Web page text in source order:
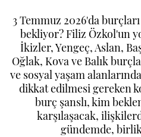
3 Temmuz 2026'da
bekliyor? Filiz Özkol'un
İkizler, Yengeç, Aslan,
Oğlak, Kova ve Balık
ve sosyal yaşam
dikkat edilmesi gereken
burç şanslı, kim
karşılaşacak,
gündemde,